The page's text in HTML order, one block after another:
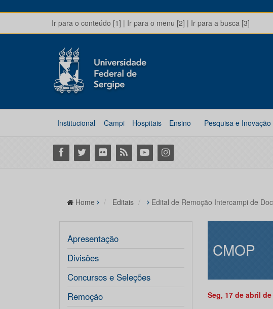
Ir para o conteúdo [1] | Ir para o menu [2] | Ir para a busca [3]
Institucional Campi Hospitais Ensino Pesquisa e Inovação
Facebook
Twitter Flickr RSS YoutubeInstagram
Home Editais Edital de Remoção Intercampi de
Apresentação
Divisões
Concursos e Seleções
Remoção
CMOP
Seg, 17 de abril